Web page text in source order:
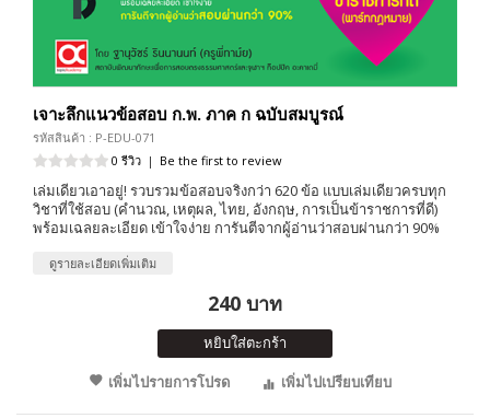
เจาะลึกแนวข้อสอบ ก.พ. ภาค ก​ ฉบับสมบูรณ์
รหัสสินค้า : P-EDU-071
0 รีวิว | Be the first to review
เล่มเดียวเอาอยู่! รวบรวมข้อสอบจริงกว่า 620 ข้อ แบบเล่มเดียวครบทุก
วิชาที่ใช้สอบ (คำนวณ, เหตุผล, ไทย, อังกฤษ, การเป็นข้าราชการที่ดี)
พร้อมเฉลยละเอียด เข้าใจง่าย การันตีจากผู้อ่านว่าสอบผ่านกว่า 90%
ดูรายละเอียดเพิ่มเติม
240 บาท
หยิบใส่ตะกร้า
เพิ่มไปรายการโปรด
เพิ่มไปเปรียบเทียบ